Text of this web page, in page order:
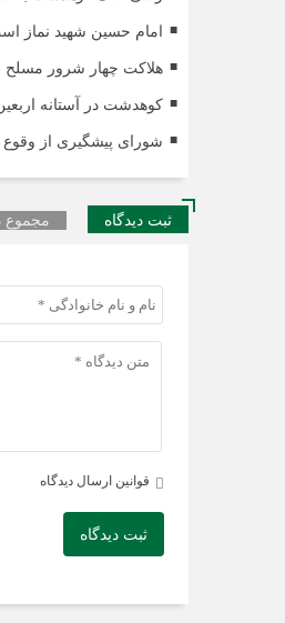
امام حسین شهید نماز
هلاکت چهار شرور مسلح وکشف ۷۰۰
کوهدشت در آستانه
شورای پیشگیری از
ثبت دیدگاه مجموع
قوانین ارسال دیدگاه
ثبت دیدگاه